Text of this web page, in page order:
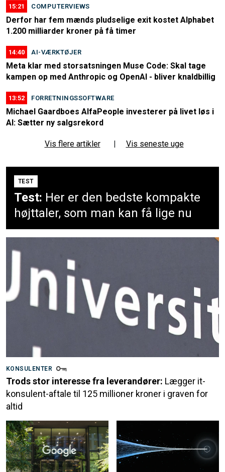
15:21 COMPUTERVIEWS
Derfor har fem mænds pludselige exit kostet Alphabet
1.200 milliarder kroner på få timer
14:40 AI-VÆRKTØJER
Meta klar med storsatsningen Muse Code: Skal tage
kampen op med Anthropic og OpenAI - bliver knaldbillig
13:52 FORRETNINGSSOFTWARE
Michael Gaardboes AlfaPeople investerer på livet løs i
AI: Sætter ny salgsrekord
Vis flere artikler | Vis seneste uge
TEST
Test: Her er den bedste kompakte
højttaler, som man kan få lige nu
KONSULENTER
Trods stor interesse fra leverandører: Lægger it-
konsulent-aftale til 125 millioner kroner i graven for
altid